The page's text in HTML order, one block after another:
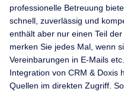
professionelle Betreuung
schnell, zuverlässig und
enthält aber nur einen Teil
merken Sie jedes Mal, wenn
Vereinbarungen in E-Mails
Integration von CRM & Doxis
Quellen im direkten Zugriff.